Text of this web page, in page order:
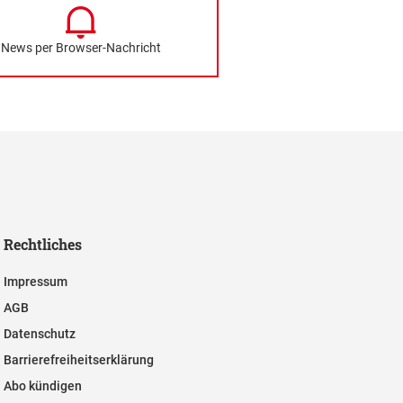
News per Browser-Nachricht
Rechtliches
Impressum
AGB
Datenschutz
Barrierefreiheitserklärung
Abo kündigen